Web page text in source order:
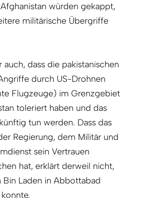
würden gekappt,
militärische Übergriffe
auch, dass die pakistanischen
durch US-Drohnen
Flugzeuge) im Grenzgebiet
toleriert haben und das
tun werden. Dass das
Regierung, dem Militär und
sein Vertrauen
hat, erklärt derweil nicht,
Bin Laden in Abbottabad